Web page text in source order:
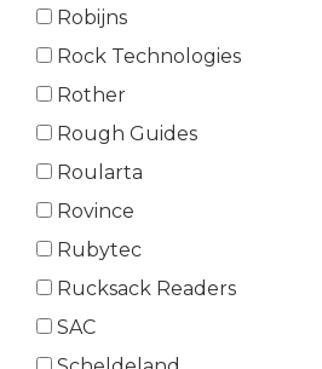
Robijns
Rock Technologies
Rother
Rough Guides
Roularta
Rovince
Rubytec
Rucksack Readers
SAC